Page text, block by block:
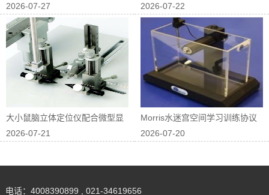
噪...
2026-07-27
神经回路因果...
2026-07-22
大小鼠脑立体定位仪配合微型显
微镜进行在体...
2026-07-21
Morris水迷宫空间学习训练协议
优化
2026-07-20
电话：4008390899 , 021-34619656